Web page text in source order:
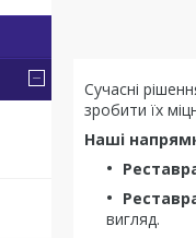
Сучасні
зробити їх
Наші
вигляд.